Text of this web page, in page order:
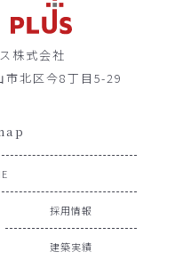
株式会社
北区今8丁目5-29
採用情報
建築実績